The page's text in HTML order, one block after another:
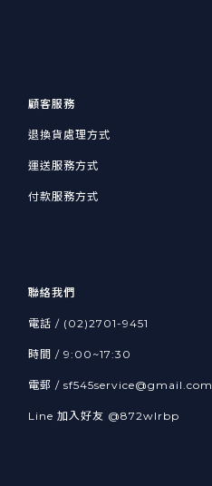
顧客服務
退換貨處理方式
運送服務方式
付款服務方式
聯絡我們
電話 / (02)2701-9451
時間 / 9:00~17:30
電郵 / sf545service@gmail.com
Line 加入好友 @872wlrbp